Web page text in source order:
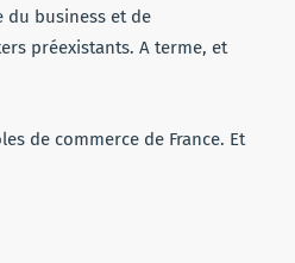
du business et de
préexistants. A terme, et
de commerce de France. Et